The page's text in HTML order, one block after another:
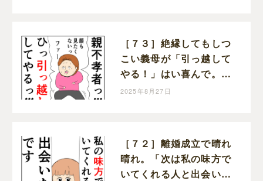
［７３］絶縁してもしつ
こい義母が「引っ越して
やる！」はい喜んで。ク
セ強義母に抗う嫁達｜岡
2025年8月27日
［７２］離婚成立で晴れ
晴れ。「次は私の味方で
いてくれる人と出会いた